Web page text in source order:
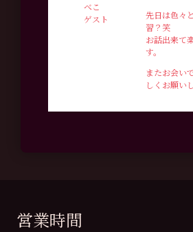
べこ
ゲスト
先日は色々
習？笑
お話出来て
す。
またお会い
しくお願い
営業時間